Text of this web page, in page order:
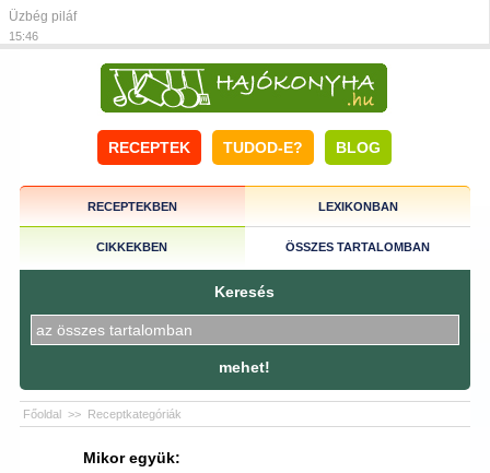
Üzbég piláf
15:46
RECEPTEK TUDOD-E? BLOG
RECEPTEKBEN LEXIKONBAN
CIKKEKBEN ÖSSZES TARTALOMBAN
Keresés
mehet!
Főoldal >> Receptkategóriák
Mikor együk: